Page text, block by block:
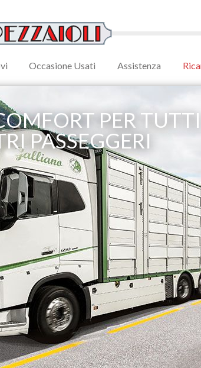
Occasione Usati Assistenza
PER TUTTI
PASSEGGERI